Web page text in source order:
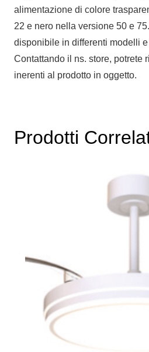
alimentazione di colore
22 e nero nella versione 50 e
disponibile in differenti modelli e
Contattando il ns. store, potrete
inerenti al prodotto in oggetto.
Prodotti